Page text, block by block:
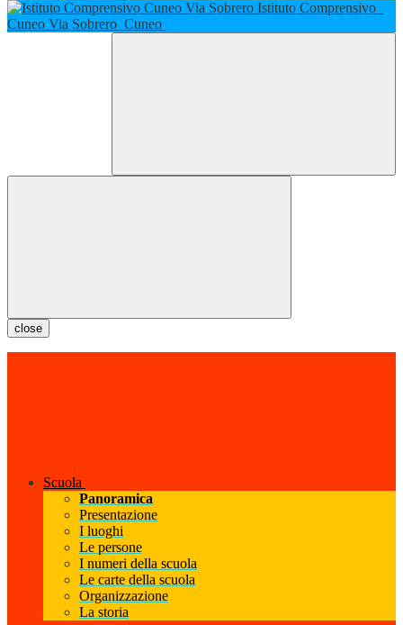
Istituto Comprensivo
Cuneo Via Sobrero Cuneo
close
Scuola
Panoramica
Presentazione
I luoghi
Le persone
I numeri della scuola
Le carte della scuola
Organizzazione
La storia